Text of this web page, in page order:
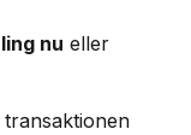
nu eller